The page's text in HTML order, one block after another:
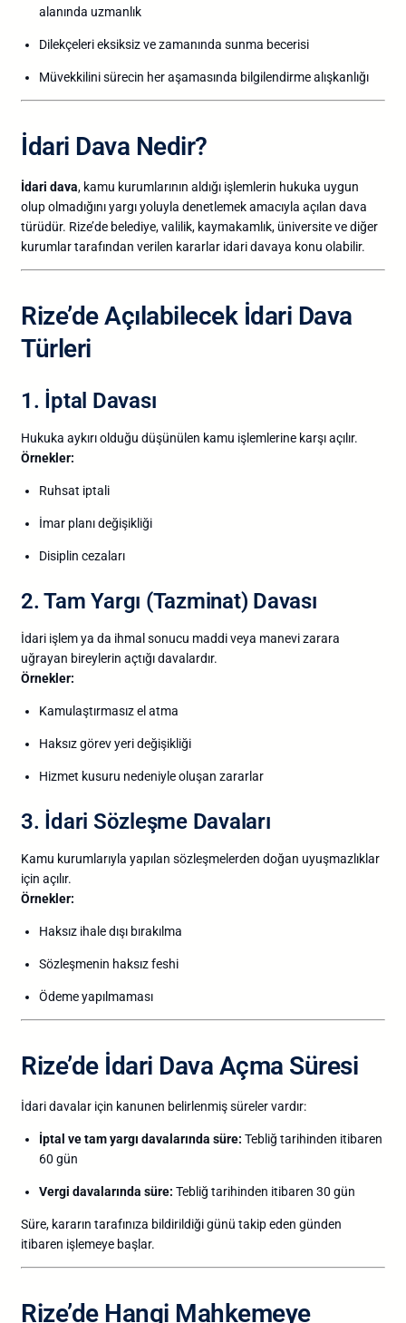
alanında uzmanlık
Dilekçelerieksiksizvezamanında sunma becerisi
Müvekkilinisürecin heraşamasında bilgilendirmealışkanlığı
İdari Dava Nedir?
İdari dava, kamu kurumlarının aldığı işlemlerin hukuka uygun
olupolmadığınıyargıyoluyla denetlemekamacıyla açılan dava
türüdür. Rize’de belediye,valilik, kaymakamlık, üniversitevediğer
kurumlartarafından verilen kararlar idaridavaya konu olabilir.
Rize’deAçılabilecek İdari Dava
Türleri
1. İptal Davası
Hukuka aykırıolduğu düşünülen kamu işlemlerine karşıaçılır.
Örnekler:
Ruhsat iptali
İmar planıdeğişikliği
Disiplin cezaları
2.TamYargı (Tazminat) Davası
İdari işlemya da ihmal sonucu maddiveya manevizarara
uğrayan bireylerin açtığıdavalardır.
Örnekler:
Kamulaştırmasızel atma
Haksızgörevyerideğişikliği
Hizmet kusuru nedeniyleoluşan zararlar
3. İdari Sözleşme Davaları
Kamu kurumlarıyla yapılan sözleşmelerden doğan uyuşmazlıklar
için açılır.
Örnekler:
Haksız ihaledışı bırakılma
Sözleşmenin haksızfeshi
Ödemeyapılmaması
Rize’de İdari Dava Açma Süresi
İdaridavalar için kanunen belirlenmişsürelervardır:
İptal vetamyargı davalarında süre: Tebliğ tarihinden itibaren
60 gün
Vergi davalarında süre: Tebliğ tarihinden itibaren 30 gün
Süre, kararın tarafınıza bildirildiğigünü takipeden günden
itibaren işlemeye başlar.
Rize’de Hangi Mahkemeye